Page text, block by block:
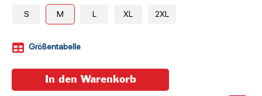
S M L XL 2XL
Größentabelle
In den Warenkorb